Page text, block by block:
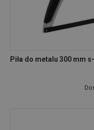
Piła do metalu 300 mm